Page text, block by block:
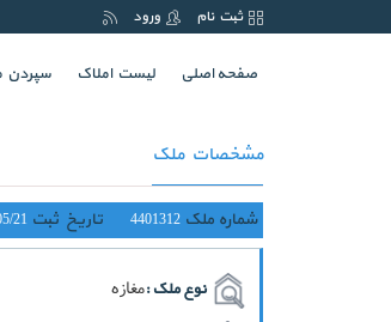
ثبت نام ورود
صفحه اصلی لیست املاک سپردن
مشخصات ملک
شماره ملک 4401312 تاریخ ثبت 21
نوع ملک :مغازه